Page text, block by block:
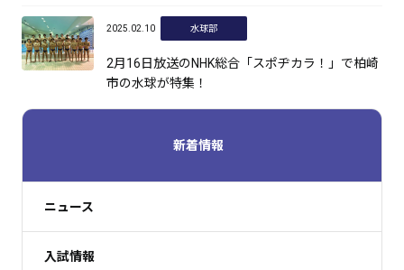
2025.02.10 水球部
2月16日放送のNHK総合「スポヂカラ！」で柏崎
市の水球が特集！
新着情報
ニュース
入試情報